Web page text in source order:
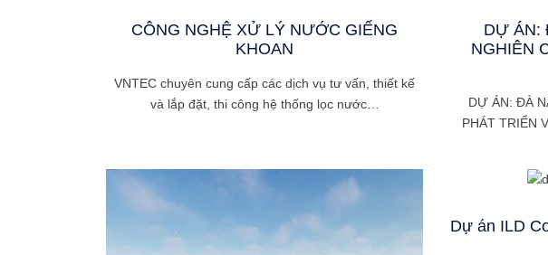
CÔNG NGHỆ XỬ LÝ NƯỚC GIẾNG
KHOAN
VNTEC chuyên cung cấp các dịch vụ tư vấn, thiết kế
và lắp đặt, thi công hệ thống lọc nước…
DỰ ÁN:
NGHIÊN
DỰ ÁN: ĐÀ
PHÁT TRIỂN
Dự án ILD